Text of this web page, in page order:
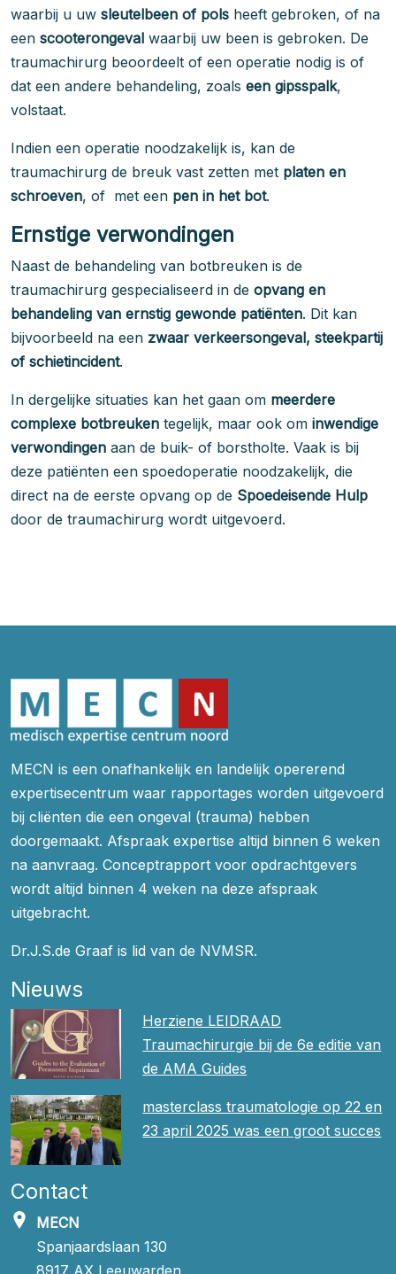
waarbij u uw sleutelbeen of pols heeft gebroken, of na
een scooterongeval waarbij uw been is gebroken. De
traumachirurg beoordeelt of een operatie nodig is of
dat een andere behandeling, zoals een gipsspalk,
volstaat.
Indien een operatie noodzakelijk is, kan de
traumachirurg de breuk vast zetten met platen en
schroeven, of met een pen in het bot.
Ernstige verwondingen
Naast de behandeling van botbreuken is de
traumachirurg gespecialiseerd in de opvang en
behandeling van ernstig gewonde patiënten. Dit kan
bijvoorbeeld na een zwaar verkeersongeval, steekpartij
of schietincident.
In dergelijke situaties kan het gaan om meerdere
complexe botbreuken tegelijk, maar ook om inwendige
verwondingen aan de buik- of borstholte. Vaak is bij
deze patiënten een spoedoperatie noodzakelijk, die
direct na de eerste opvang op de Spoedeisende Hulp
door de traumachirurg wordt uitgevoerd.
MECN is een onafhankelijk en landelijk opererend
expertisecentrum waar rapportages worden uitgevoerd
bij cliënten die een ongeval (trauma) hebben
doorgemaakt. Afspraak expertise altijd binnen 6 weken
na aanvraag. Conceptrapport voor opdrachtgevers
wordt altijd binnen 4 weken na deze afspraak
uitgebracht.
Dr.J.S.de Graaf is lid van de NVMSR.
Nieuws
Herziene LEIDRAAD
Traumachirurgie bij de 6e editie van
de AMA Guides
masterclass traumatologie op 22 en
23 april 2025 was een groot succes
Contact
MECN
Spanjaardslaan 130